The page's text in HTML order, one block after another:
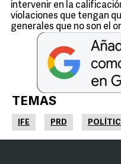
intervenir en la
violaciones que tengan
generales que no son el
TEMAS
IFE PRD